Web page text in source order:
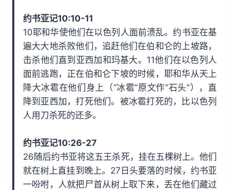
约书亚记10:10-11
10耶和华使他们在以色列人面前溃乱。约书亚在基
遍大大地杀败他们，追赶他们在伯和仑的上坡路，
击杀他们直到亚西加和玛基大。11他们在以色列人
面前逃跑，正在伯和仑下坡的时候，耶和华从天上
降大冰雹在他们身上（“冰雹”原文作“石头”），直
降到亚西加，打死他们。被冰雹打死的，比以色列
人用刀杀死的还多。
约书亚记10:26-27
26随后约书亚将这五王杀死，挂在五棵树上。他们
就在树上直挂到晚上。27日头要落的时候，约书亚
一吩咐，人就把尸首从树上取下来，丢在他们藏过